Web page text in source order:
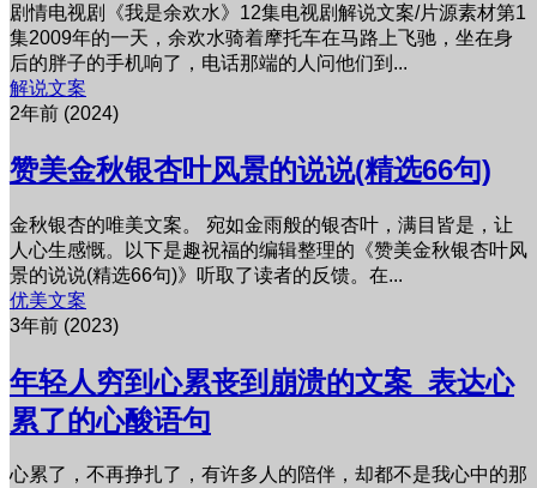
剧情电视剧《我是余欢水》12集电视剧解说文案/片源素材第1
集2009年的一天，余欢水骑着摩托车在马路上飞驰，坐在身
后的胖子的手机响了，电话那端的人问他们到...
解说文案
2年前 (2024)
赞美金秋银杏叶风景的说说(精选66句)
金秋银杏的唯美文案。 宛如金雨般的银杏叶，满目皆是，让
人心生感慨。以下是趣祝福的编辑整理的《赞美金秋银杏叶风
景的说说(精选66句)》听取了读者的反馈。在...
优美文案
3年前 (2023)
年轻人穷到心累丧到崩溃的文案_表达心
累了的心酸语句
心累了，不再挣扎了，有许多人的陪伴，却都不是我心中的那